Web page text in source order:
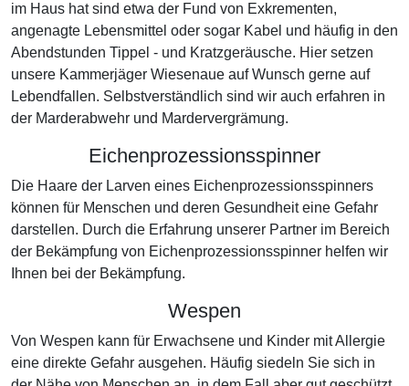
im Haus hat sind etwa der Fund von Exkrementen,
angenagte Lebensmittel oder sogar Kabel und häufig in den
Abendstunden Tippel - und Kratzgeräusche. Hier setzen
unsere Kammerjäger Wiesenaue auf Wunsch gerne auf
Lebendfallen. Selbstverständlich sind wir auch erfahren in
der Marderabwehr und Mardervergrämung.
Eichenprozessionsspinner
Die Haare der Larven eines Eichenprozessionsspinners
können für Menschen und deren Gesundheit eine Gefahr
darstellen. Durch die Erfahrung unserer Partner im Bereich
der Bekämpfung von Eichenprozessionsspinner helfen wir
Ihnen bei der Bekämpfung.
Wespen
Von Wespen kann für Erwachsene und Kinder mit Allergie
eine direkte Gefahr ausgehen. Häufig siedeln Sie sich in